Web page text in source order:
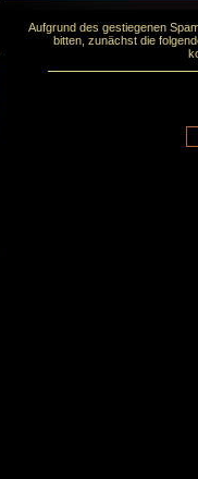
Aufgrund des gestiegenen
bitten, zunächst die